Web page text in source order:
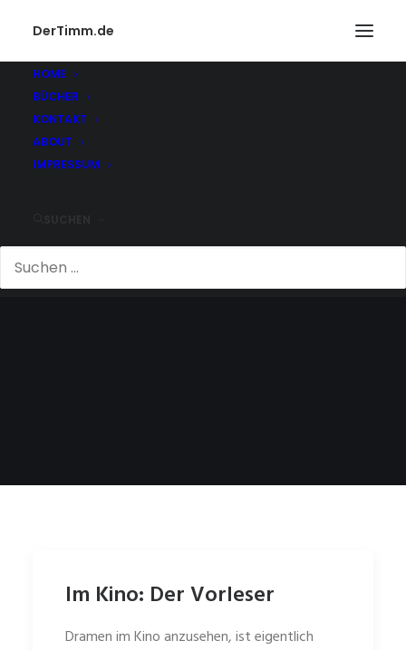
DerTimm.de
HOME
BÜCHER
KONTAKT
ABOUT
IMPRESSUM
Im Kino: Der Vorleser
Dramen im Kino anzusehen, ist eigentlich